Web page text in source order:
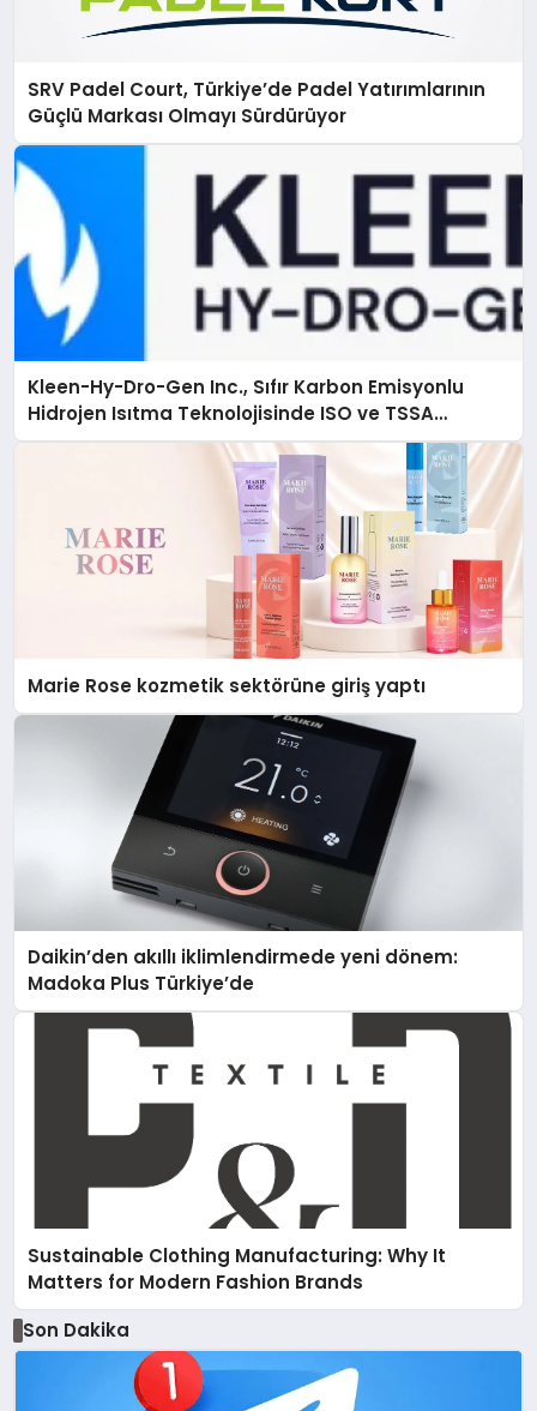
SRV Padel Court, Türkiye’de Padel Yatırımlarının
Güçlü Markası Olmayı Sürdürüyor
Kleen-Hy-Dro-Gen Inc., Sıfır Karbon Emisyonlu
Hidrojen Isıtma Teknolojisinde ISO ve TSSA
Düzenleyici Onaylarını Aldı
Marie Rose kozmetik sektörüne giriş yaptı
Daikin’den akıllı iklimlendirmede yeni dönem:
Madoka Plus Türkiye’de
Sustainable Clothing Manufacturing: Why It
Matters for Modern Fashion Brands
Son Dakika